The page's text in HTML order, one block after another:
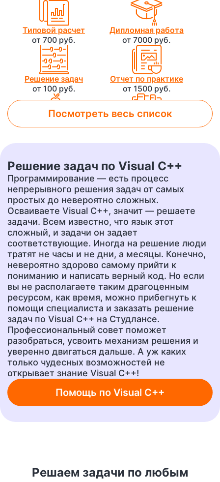
Типовой расчет
от 700 руб.
Дипломная работа
от 7000 руб.
Решение задач
от 100 руб.
Отчет по практике
от 1500 руб.
Лабораторная работа
Контрольная работа
Чертеж
от 700 руб.
Доклад
от 400 руб.
Презентация
от 500 руб.
Перевод
от 400 руб.
Эссе
от 400 руб.
Сочинение
от 400 руб.
Ответы на тесты
от 400 руб.
Рецензия
от 700 руб.
Шпаргалки
от 300 руб.
Бизнес-план
от 1500 руб.
Ответы на вопросы
А также любую другую
Посмотреть весь список
Решение задач по Visual C++
Программирование — есть процесс
непрерывного решения задач от самых
простых до невероятно сложных.
Осваиваете Visual C++, значит — решаете
задачи. Всем известно, что язык этот
сложный, и задачи он задает
соответствующие. Иногда на решение люди
тратят не часы и не дни, а месяцы. Конечно,
невероятно здорово самому прийти к
пониманию и написать верный код. Но если
вы не располагаете таким драгоценным
ресурсом, как время, можно прибегнуть к
помощи специалиста и заказать решение
задач по Visual C++ на Студлансе.
Профессиональный совет поможет
разобраться, усвоить механизм решения и
уверенно двигаться дальше. А уж каких
только чудесных возможностей не
открывает знание Visual C++!
Помощь по Visual C++
Решаем задачи по любым